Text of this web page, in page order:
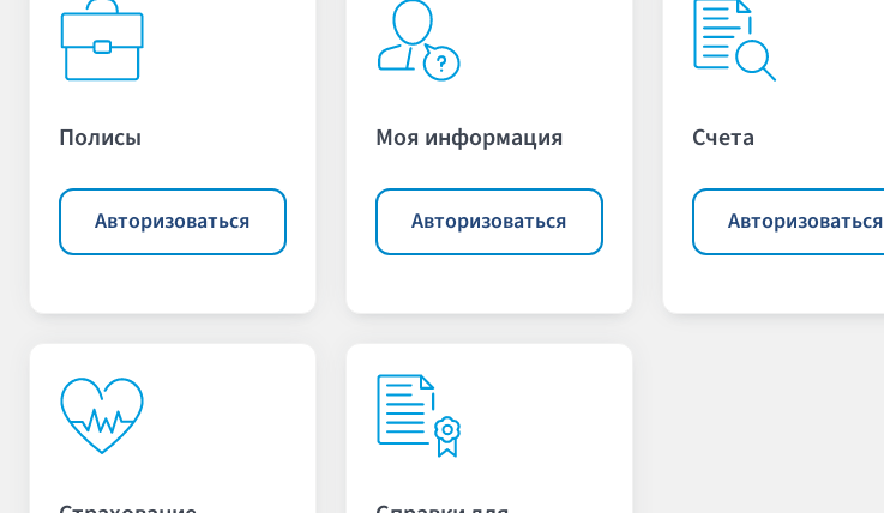
Полисы
Авторизоваться
Моя информация
Авторизоваться
Счета
Авторизоваться